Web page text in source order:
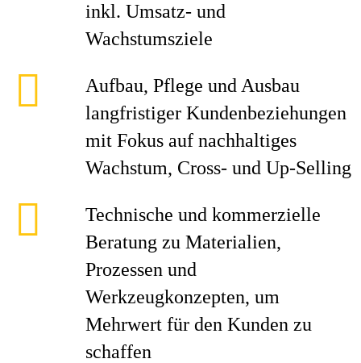
inkl. Umsatz- und
Wachstumsziele
Aufbau, Pflege und Ausbau
langfristiger Kundenbeziehungen
mit Fokus auf nachhaltiges
Wachstum, Cross- und Up-Selling
Technische und kommerzielle
Beratung zu Materialien,
Prozessen und
Werkzeugkonzepten, um
Mehrwert für den Kunden zu
schaffen